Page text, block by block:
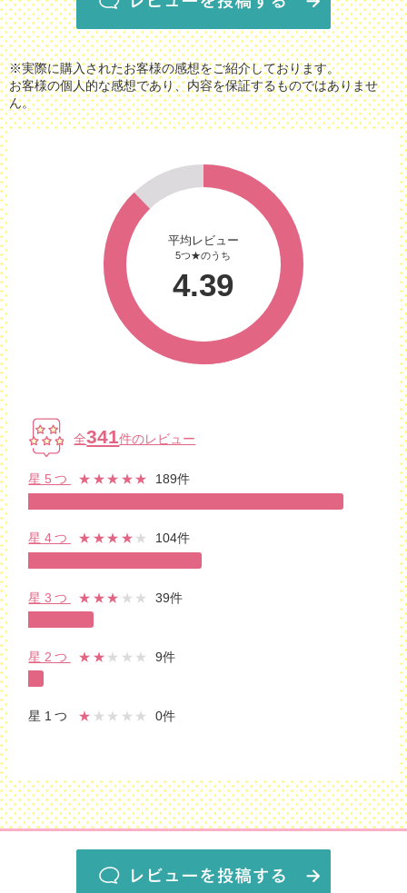
※実際に購入されたお客様の感想をご紹介しております。
お客様の個人的な感想であり、内容を保証するものではありませ
ん。
平均レビュー
5つ★のうち
4.39
全341件のレビュー
星5つ ★★★★★ 189件
星4つ ★★★★ ★ 104件
星3つ ★★★ ★★ 39件
星2つ ★★ ★★★ 9件
星1つ ★ ★★★★ 0件